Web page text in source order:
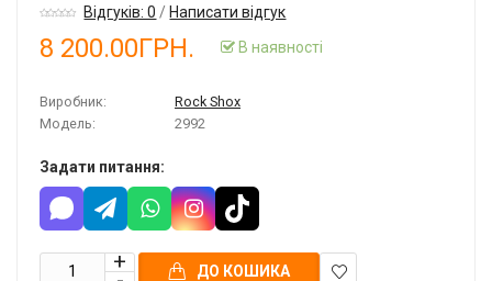
Відгуків: 0 /Написати відгук
8 200.00ГРН. В наявності
Виробник:
Rock Shox
Модель:
2992
Задати питання:
ДО КОШИКА